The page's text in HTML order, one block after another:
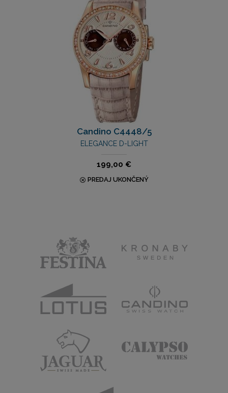
Candino C4448/5
ELEGANCE D-LIGHT
199,00 €
PREDAJ UKONČENÝ